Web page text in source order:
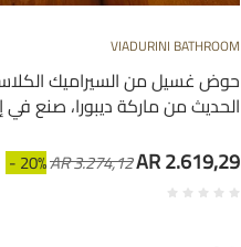
VIADURINI BATHROOM
حوض غسيل من السيراميك
الحديث من ماركة ديبورا، صنع في
- 20%AR 3.274,12AR 2.619,29